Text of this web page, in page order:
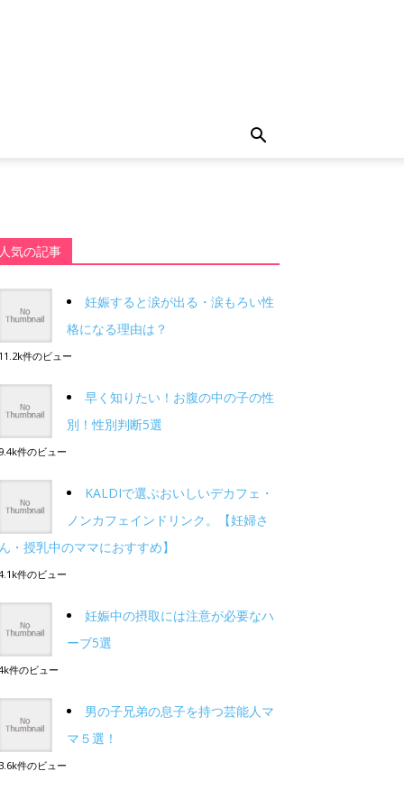
人気の記事
妊娠すると涙が出る・涙もろい性
格になる理由は？
11.2k件のビュー
早く知りたい！お腹の中の子の性
別！性別判断5選
9.4k件のビュー
KALDIで選ぶおいしいデカフェ・
ノンカフェインドリンク。【妊婦さ
ん・授乳中のママにおすすめ】
件のビュー
妊娠中の摂取には注意が必要なハ
ーブ5選
件のビュー
男の子兄弟の息子を持つ芸能人マ
マ５選！
3.6k件のビュー